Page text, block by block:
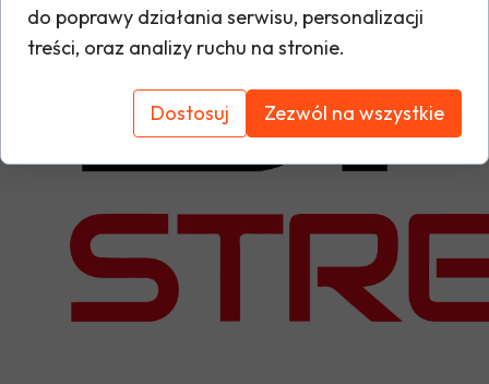
do poprawy działania serwisu, personalizacji
treści, oraz analizy ruchu na stronie.
Dostosuj Zezwól na wszystkie